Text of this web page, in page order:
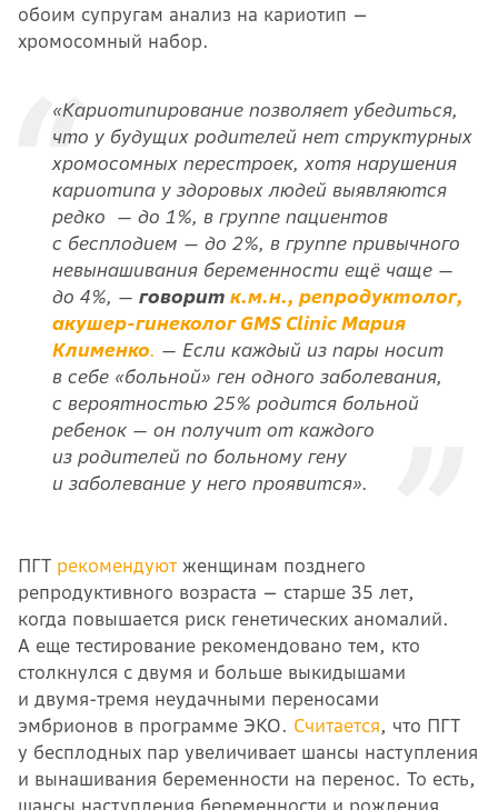
обоим супругам анализ на кариотип —
хромосомный набор.
«Кариотипирование позволяет убедиться,
что у будущих родителей нет структурных
хромосомных перестроек, хотя нарушения
кариотипа у здоровых людей выявляются
редко — до 1%, в группе пациентов
с бесплодием — до 2%, в группе привычного
невынашивания беременности ещё чаще —
до 4%, — говорит к.м.н., репродуктолог,
акушер-гинеколог GMS Clinic Мария
Клименко. — Если каждый из пары носит
в себе «больной» ген одного заболевания,
с вероятностью 25% родится больной
ребенок — он получит от каждого
из родителей по больному гену
и заболевание у него проявится».
ПГТ рекомендуют женщинам позднего
репродуктивного возраста — старше 35 лет,
когда повышается риск генетических аномалий.
А еще тестирование рекомендовано тем, кто
столкнулся с двумя и больше выкидышами
и двумя-тремя неудачными переносами
эмбрионов в программе ЭКО. Считается, что ПГТ
у бесплодных пар увеличивает шансы наступления
и вынашивания беременности на перенос. То есть,
шансы наступления беременности и рождения